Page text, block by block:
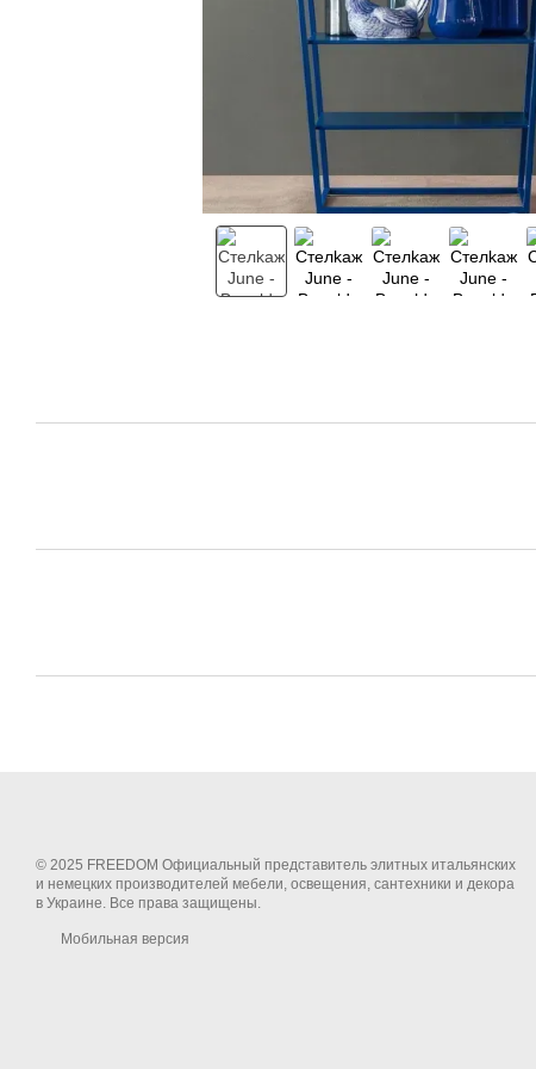
© 2025 FREEDOM Официальный представитель элитных итальянских
и немецких производителей мебели, освещения, сантехники и декора
в Украине. Все права защищены.
Мобильная версия